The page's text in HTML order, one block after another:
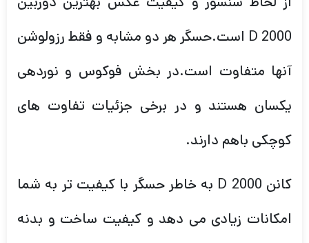
2000 D است.حسگر هر دو مشابه و فقط رزولوشن
آنها متفاوت است.در بخش فوکوس و نوردهی
یکسان هستند و در برخی جزئیات تفاوت های
کوچکی باهم دارند.
کانن 2000 D به خاطر حسگر با کیفیت تر به شما
امکانات زیادی می دهد و کیفیت ساخت و بدنه